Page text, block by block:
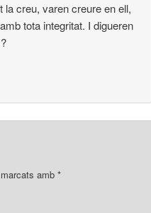
creu, varen creure en ell,
tota integritat. I digueren
amb *